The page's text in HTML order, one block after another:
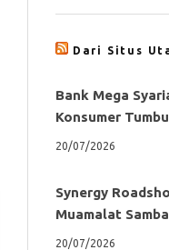
Dari Situs
Bank Mega
Konsumer
20/07/2026
Synergy
Muamalat
20/07/2026